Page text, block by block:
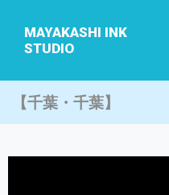
MAYAKASHI INK
STUDIO
【千葉・千葉】